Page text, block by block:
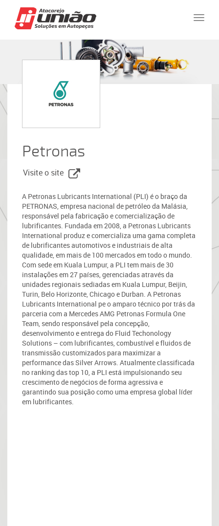
Petronas
Visite o site
A Petronas Lubricants International (PLI) é o braço da
PETRONAS, empresa nacional de petróleo da Malásia,
responsável pela fabricação e comercialização de
lubrificantes. Fundada em 2008, a Petronas Lubricants
International produz e comercializa uma gama completa
de lubrificantes automotivos e industriais de alta
qualidade, em mais de 100 mercados em todo o mundo.
Com sede em Kuala Lumpur, a PLI tem mais de 30
instalações em 27 países, gerenciadas através da
unidades regionais sediadas em Kuala Lumpur, Beijin,
Turin, Belo Horizonte, Chicago e Durban. A Petronas
Lubricants International pe o amparo técnico por trás da
parceria com a Mercedes AMG Petronas Formula One
Team, sendo responsável pela concepção,
desenvolvimento e entrega do Fluid Techonology
Solutions – com lubrificantes, combustível e fluidos de
transmissão customizados para maximizar a
performance das Silver Arrows. Atualmente classificada
no ranking das top 10, a PLI está impulsionando seu
crescimento de negócios de forma agressiva e
garantindo sua posição como uma empresa global líder
em lubrificantes.